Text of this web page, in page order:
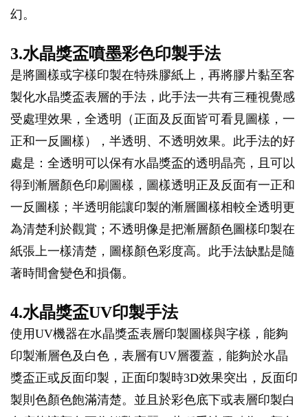
幻。
3.水晶獎盃噴墨彩色印製手法
是將圖樣或字樣印製在特殊膠紙上，再將膠片黏至客
製化水晶獎盃表層的手法，此手法一共有三種視覺感
受處理效果，全透明（正面及反面皆可看見圖樣，一
正和一反圖樣），半透明、不透明效果。此手法的好
處是：全透明可以保有水晶獎盃的透明晶亮，且可以
得到漸層顏色印刷圖樣，圖樣透明正及反面有一正和
一反圖樣；半透明能讓印製的漸層圖樣相較全透明更
為清楚利於觀賞；不透明像是把漸層顏色圖樣印製在
紙張上一樣清楚，圖樣顏色彩度高。此手法缺點是隨
著時間會變色和損傷。
4.水晶獎盃UV印製手法
使用UV機器在水晶獎盃表層印製圖樣與字樣，能夠
印製漸層色及白色，表層有UV層覆蓋，能夠於水晶
獎盃正或反面印製，正面印製時3D效果突出，反面印
製則色顏色飽滿清楚。並且於彩色底下或表層印製白